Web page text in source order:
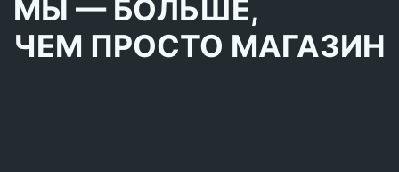
МЫ — БОЛЬШЕ,
ЧЕМ ПРОСТО МАГАЗИН